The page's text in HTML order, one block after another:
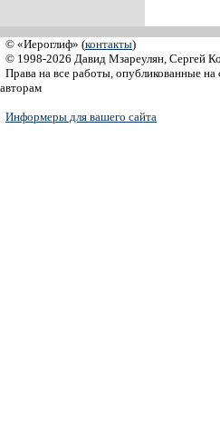
© «Иероглиф» (контакты)
© 1998-2026 Давид Мзареулян, Сергей
Права на все работы, опубликованные на
авторам
Информеры для вашего сайта